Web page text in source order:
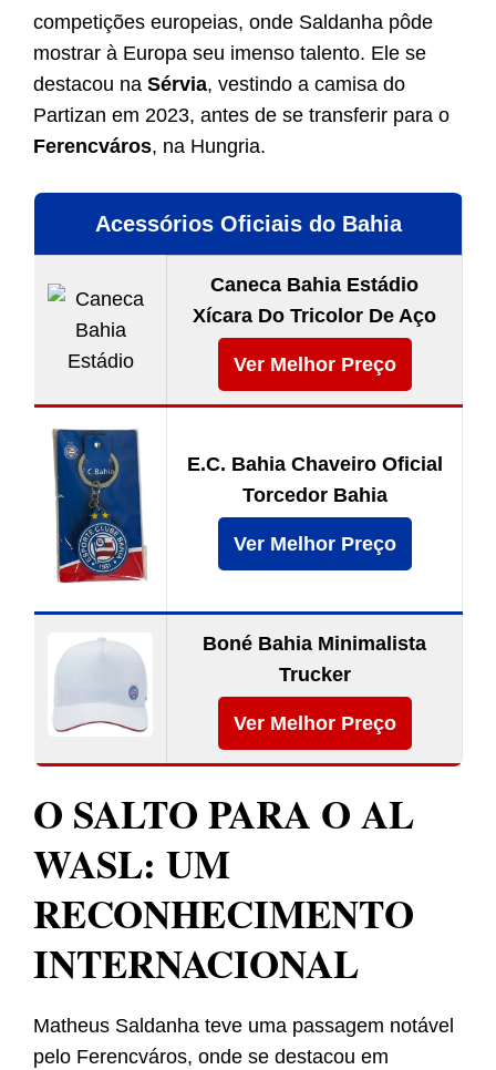
competições europeias, onde Saldanha pôde
mostrar à Europa seu imenso talento. Ele se
destacou na Sérvia, vestindo a camisa do
Partizan em 2023, antes de se transferir para o
Ferencváros, na Hungria.
Acessórios Oficiais do Bahia
Caneca Bahia Estádio
Xícara Do Tricolor De Aço
Ver Melhor Preço
E.C. Bahia Chaveiro Oficial
Torcedor Bahia
Ver Melhor Preço
Boné Bahia Minimalista
Trucker
Ver Melhor Preço
O SALTO PARA O AL
WASL: UM
RECONHECIMENTO
INTERNACIONAL
Matheus Saldanha teve uma passagem notável
pelo Ferencváros, onde se destacou em